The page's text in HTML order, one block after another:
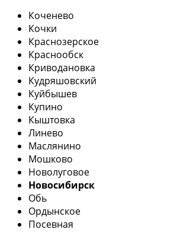
Коченево
Кочки
Краснозерское
Краснообск
Криводановка
Кудряшовский
Куйбышев
Купино
Кыштовка
Линево
Маслянино
Мошково
Новолуговое
Новосибирск
Обь
Ордынское
Посевная